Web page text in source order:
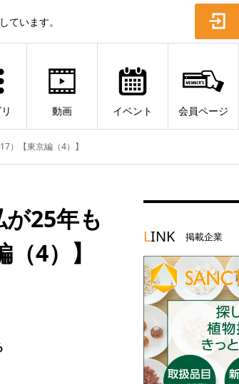
ています。
動画 イベント 会員ページ
）【東京編（4）】
25年も
4）】
LINK 掲載企業